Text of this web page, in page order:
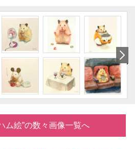
ム絵”の数々画像一覧へ